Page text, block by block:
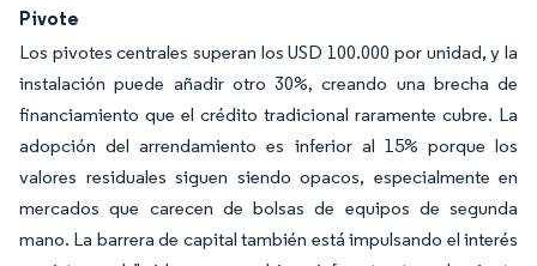
Pivote
Los pivotes centrales superan los USD 100.000 por unidad, y la
instalación puede añadir otro 30%, creando una brecha de
financiamiento que el crédito tradicional raramente cubre. La
adopción del arrendamiento es inferior al 15% porque los
valores residuales siguen siendo opacos, especialmente en
mercados que carecen de bolsas de equipos de segunda
mano. La barrera de capital también está impulsando el interés